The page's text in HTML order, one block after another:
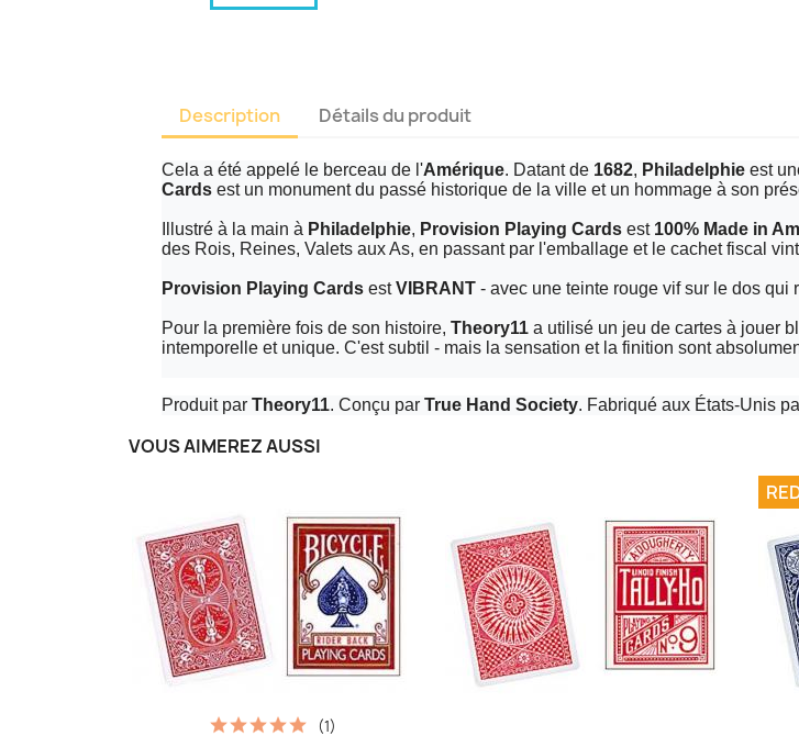
Description Détails du produit
Cela a été appelé le berceau de l'Amérique. Datant de 1682, Philadelphie est
Cards est un monument du passé historique de la ville et un hommage à son
Illustré à la main à Philadelphie, Provision Playing Cards est 100% Made in
des Rois, Reines, Valets aux As, en passant par l'emballage et le cachet fiscal
Provision Playing Cards estVIBRANT - avec une teinte rouge vif sur le dos qui
Pour la première fois de son histoire, Theory11 a utilisé un jeu de cartes à jouer
intemporelle et unique. C'est subtil - mais la sensation et la finition sont
Produit par Theory11. Conçu par True Hand Society. Fabriqué aux États-Unis
VOUS AIMEREZ AUSSI
(1)